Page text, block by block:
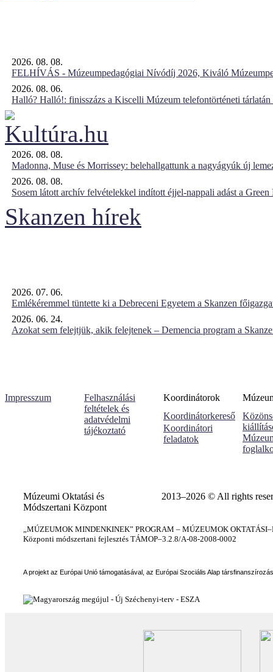
2026. 08. 08.
FELHÍVÁS - Múzeumpedagógiai Nívódíj 2026, Kiváló
2026. 08. 06.
Halló? Halló!: finisszázs a Kiscelli Múzeum telefontörténeti tárlatán
2026. 08. 08.
Madonna, Muse és Morrissey: belehallgattunk a nagyágyúk új
2026. 08. 08.
Sosem látott archív felvételekkel indított éjjel-nappali adást a Green
Skanzen hírek
2026. 07. 06.
Emlékéremmel tüntette ki a Debreceni Egyetem a Skanzen
2026. 06. 24.
Azokat sem felejtjük, akik felejtenek – Demencia program a
Impresszum
Felhasználási
feltételek és
adatvédelmi
tájékoztató
Koordinátorok
Koordinátorkereső
Koordinátori
feladatok
Múzeumi Oktatási és
Módszertani Központ
2013–2026 © All rights
„MÚZEUMOK MINDENKINEK” PROGRAM – MÚZEUMOK
Központi módszertani fejlesztés TÁMOP–3.2.8/A-08-2008-0002
A projekt az Európai Unió támogatásával, az Európai Szociális Alap